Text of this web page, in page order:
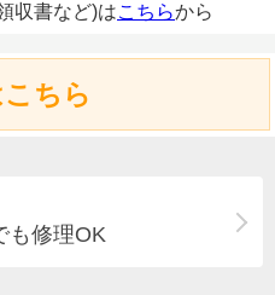
収書など)はこちらから
ちら
も修理OK